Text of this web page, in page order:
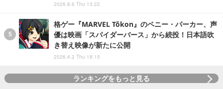
2026.8.6 Thu 13:22
格ゲー『MARVEL Tōkon』のペニー・パーカー、声
優は映画「スパイダーバース」から続投！日本語吹
き替え映像が新たに公開
2026.4.2 Thu 18:15
ランキングをもっと見る